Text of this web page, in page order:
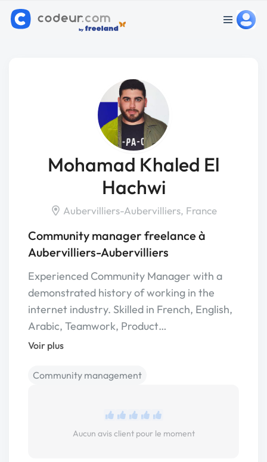
Mohamad Khaled El
Hachwi
Aubervilliers-Aubervilliers, France
Community manager freelance à
Aubervilliers-Aubervilliers
Experienced Community Manager with a
demonstrated history of working in the
internet industry. Skilled in French, English,
Arabic, Teamwork, Product…
Voir plus
Community management
Aucun avis client pour le moment